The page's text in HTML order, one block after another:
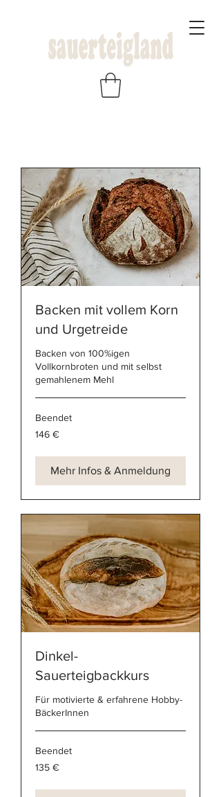
Backen mit vollem Korn
und Urgetreide
Backen von 100%igen
Vollkornbroten und mit selbst
gemahlenem Mehl
Beendet
146
Euro
146 €
Mehr Infos & Anmeldung
Dinkel-
Sauerteigbackkurs
Für motivierte & erfahrene Hobby-
BäckerInnen
Beendet
135
Euro
135 €